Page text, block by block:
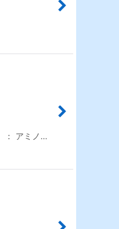
アミノ…